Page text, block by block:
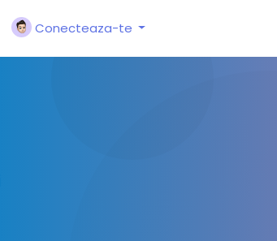
Conecteaza-te